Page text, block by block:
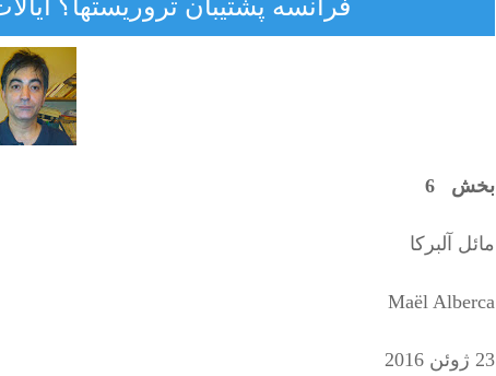
فرانسه پشتیبان تروریستها؟
بخش 6
مائل آلبرکا
Maël Alberca
23 ژوئن 2016